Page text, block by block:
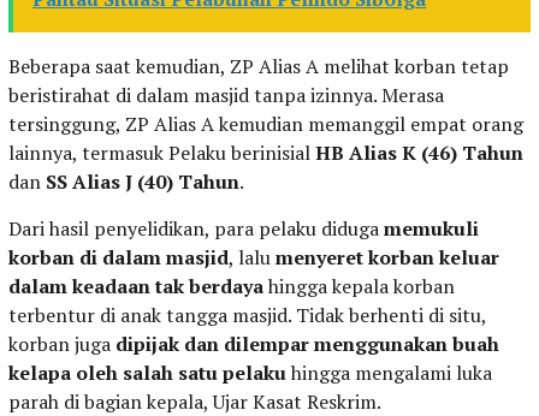
Beberapa saat kemudian, ZP Alias A melihat korban tetap
beristirahat di dalam masjid tanpa izinnya. Merasa
tersinggung, ZP Alias A kemudian memanggil empat orang
lainnya, termasuk Pelaku berinisialHB Alias K (46) Tahun
dan SS Alias J (40) Tahun.
Dari hasil penyelidikan, para pelaku didugamemukuli
korban di dalam masjid, lalumenyeret korban keluar
dalam keadaan tak berdayahingga kepala korban
terbentur di anak tangga masjid. Tidak berhenti di situ,
korban juga dipijak dan dilempar menggunakan buah
kelapa oleh salah satu pelakuhingga mengalami luka
parah di bagian kepala, Ujar Kasat Reskrim.